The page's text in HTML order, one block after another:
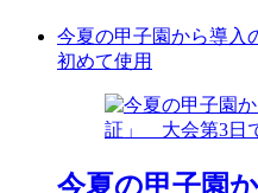
今夏の甲子園から導
初めて使用
今夏の甲子園